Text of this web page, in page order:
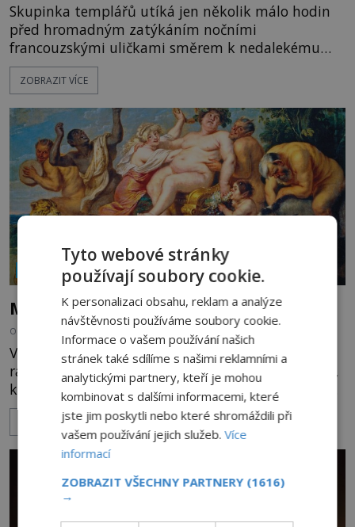
Skupinka templářů utíká jen několik málo hodin
před hromadným zatýkáním nočními
francouzskými uličkami směrem k nedalekému
přístavu. Jeden z nich má přes ramena ranec s
tajemným obsahem. Kapitán lodi už na ně čeká.
vyplouváme,“ sdělí jim. „Kam máme namířeno,
kapitáne?“ zeptá se ho jeden z templářů. „Do Sk
ZOBRAZIT VÍCE
NÁBOŽENSTVÍ A OKULTISMUS
Mýty a rituály: Carpe Diem s Dionýsem
OD 27.7.2026
Věnuje lidem alkoholický nápoj, bujaré oslavy a
radost ze života, ale i o mnoho tajemnější obřady,
které dráždí lidskou zvědavost do dnešních dní. Co
doopravdy představuje bůh, jemuž Římané říkají
Bakchus? Mytologický příběh řeckého boha
Dionýsa není zrovna idylická pohádka. Bůh Zeus jej
zplodí se svou milenkou Semelou, což Diova žena
Héra nemůže nechat b
ZOBRAZIT VÍCE
Tyto webové stránky
používají soubory cookie.
K personalizaci obsahu, reklam a analýze
návštěvnosti používáme soubory cookie.
Informace o vašem používání našich
stránek také sdílíme s našimi reklamními a
analytickými partnery, kteří je mohou
kombinovat s dalšími informacemi, které
jste jim poskytli nebo které shromáždili při
vašem používání jejich služeb.Více
informací
ZOBRAZIT VŠECHNY PARTNERY (1616)
→